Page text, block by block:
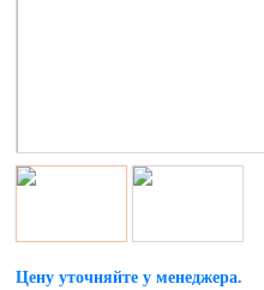
Цену уточняйте у менеджера.